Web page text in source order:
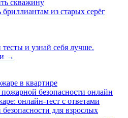
скважину
из старых серёг
и узнай себя лучше.
→
в квартире
безопасности онлайн
онлайн-тест с ответами
для взрослых